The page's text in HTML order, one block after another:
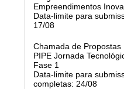
Empreendimentos
Data-limite para
17/08
Chamada de Propostas
PIPE Jornada
Fase 1
Data-limite para
completas: 24/08